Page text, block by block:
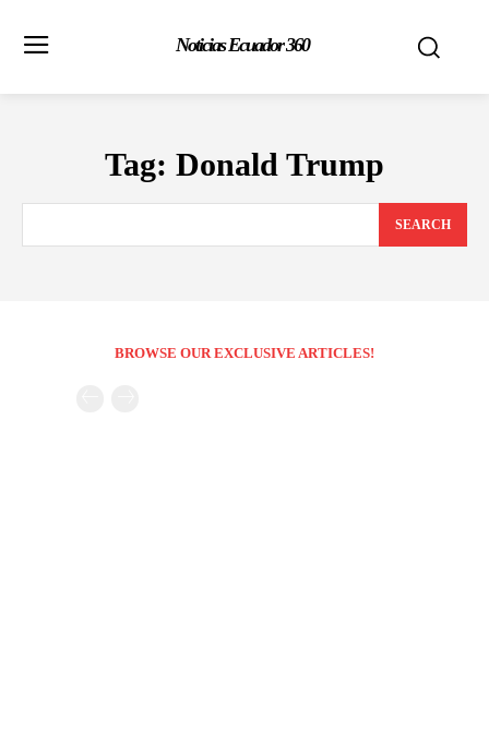
Noticias Ecuador 360
Tag: Donald Trump
SEARCH
BROWSE OUR EXCLUSIVE ARTICLES!